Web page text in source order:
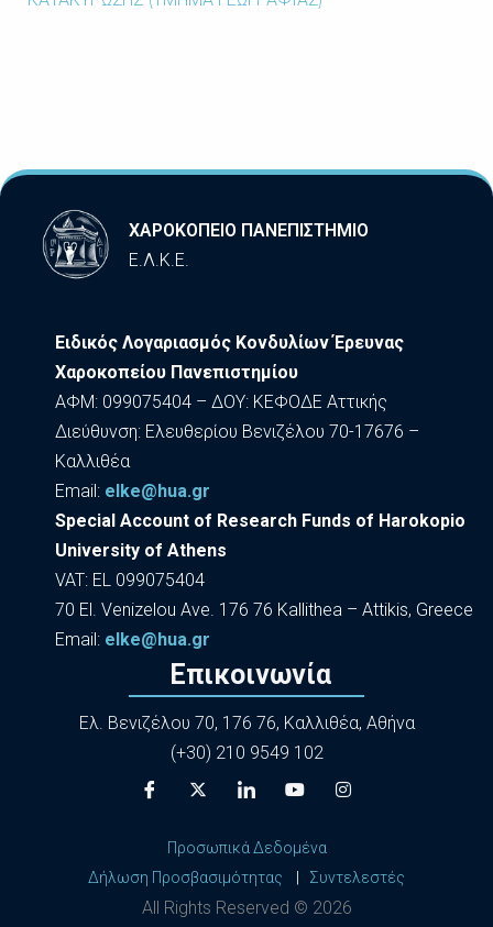
ΧΑΡΟΚΟΠΕΙΟ ΠΑΝΕΠΙΣΤΗΜΙΟ
Ε.Λ.Κ.Ε.
Ειδικός Λογαριασμός Κονδυλίων Έρευνας
Χαροκοπείου Πανεπιστημίου
ΑΦΜ: 099075404 – ΔΟΥ: ΚΕΦΟΔΕ Αττικής
Διεύθυνση: Ελευθερίου Βενιζέλου 70-17676 –
Καλλιθέα
Εmail: elke@hua.gr
Special Account of Research Funds of Harokopio
University of Athens
VAT: EL 099075404
70 El. Venizelou Ave. 176 76 Kallithea – Attikis, Greece
Εmail: elke@hua.gr
Επικοινωνία
Ελ. Βενιζέλου 70, 176 76, Καλλιθέα, Αθήνα
(+30) 210 9549 102
Προσωπικά Δεδομένα
Δήλωση Προσβασιμότητας
Συντελεστές
All Rights Reserved © 2026